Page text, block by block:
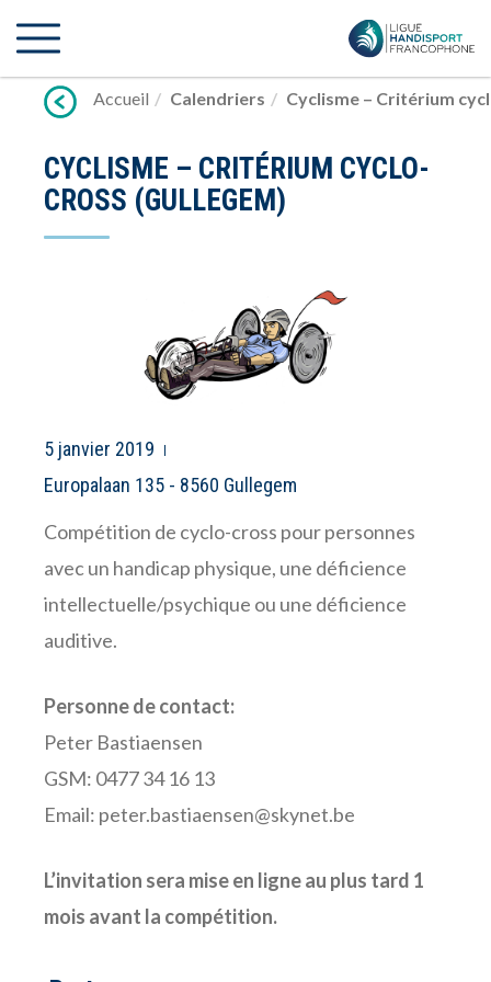
vers
Accueil
Calendriers Cyclisme – Critérium
CYCLISME – CRITÉRIUM CYCLO-
CROSS (GULLEGEM)
5 janvier 2019
Europalaan 135 - 8560 Gullegem
Compétition de cyclo-cross pour personnes
avec un handicap physique, une déficience
intellectuelle/psychique ou une déficience
auditive.
Personne de contact:
Peter Bastiaensen
GSM: 0477 34 16 13
Email: peter.bastiaensen@skynet.be
L’invitation sera mise en ligne au plus tard 1
mois avant la compétition.